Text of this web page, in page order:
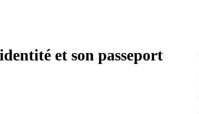
et son passeport